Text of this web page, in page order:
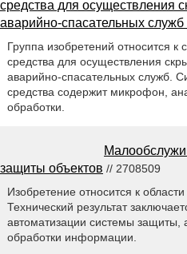
средства для осуществления
аварийно-спасательных
Группа изобретений относится к
средства для осуществления
аварийно-спасательных служб.
средства содержит микрофон,
обработки.
защиты объектов // 2708509
Изобретение относится к
Технический результат
автоматизации системы защиты,
обработки информации.